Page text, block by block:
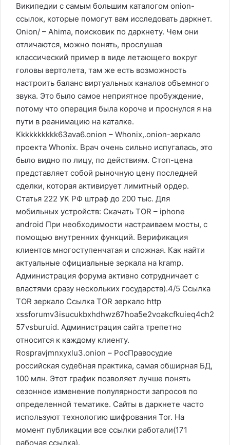
Википедии с самым большим каталогом onion-
ссылок, которые помогут вам исследовать даркнет.
Onion/ – Ahima, поисковик по даркнету. Чем они
отличаются, можно понять, прослушав
классический пример в виде летающего вокруг
головы вертолета, там же есть возможность
настроить баланс виртуальных каналов объемного
звука. Это было самое неприятное пробуждение,
потому что операция была короче и проснулся я на
пути в реанимацию на каталке.
Kkkkkkkkkk63ava6.onion – Whonix,.onion-зеркало
проекта Whonix. Врач очень сильно испугалась, это
было видно по лицу, по действиям. Стоп-цена
представляет собой рыночную цену последней
сделки, которая активирует лимитный ордер.
Статья 222 УК РФ штраф до 200 тыс. Для
мобильных устройств: Скачать TOR – iphone
android При необходимости настраиваем мосты, с
помощью внутренних функций. Верификация
клиентов многоступенчатая и сложная. Как найти
актуальные официальные зеркала на kramp.
Администрация форума активно сотрудничает с
властями сразу нескольких государств).4/5 Ссылка
TOR зеркало Ссылка TOR зеркало http
xssforumv3isucukbxhdhwz67hoa5e2voakcfkuieq4ch2
57vsburuid. Администрация сайта трепетно
относится к каждому клиенту.
Rospravjmnxyxlu3.onion – РосПравосудие
российская судебная практика, самая обширная БД,
100 млн. Этот график позволяет лучше понять
сезонное изменение полулярности запросов по
определенной тематике. Сайты в даркнете часто
используют технологию шифрования Tor. На
момент публикации все ссылки работали(171
рабочая ссылка).